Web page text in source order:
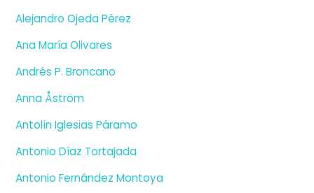
Alejandro Ojeda Pérez
Ana María Olivares
Andrés P. Broncano
Anna Åström
Antolín Iglesias Páramo
Antonio Díaz Tortajada
Antonio Fernández Montoya